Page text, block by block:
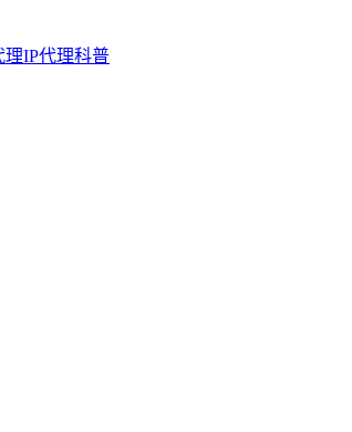
理IP代理科普